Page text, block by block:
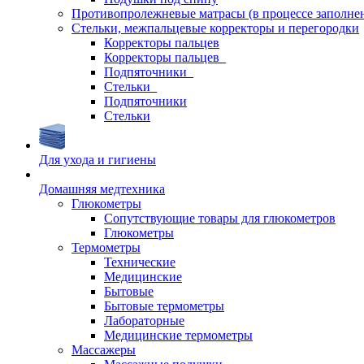
Противопролежневые матрасы (в процессе
Стельки, межпальцевые корректоры и перегородки
Корректоры пальцев
Корректоры пальцев_
Подпяточники_
Стельки_
Подпяточники
Стельки
Для ухода и гигиены
Домашняя медтехника
Глюкометры
Сопутствующие товары для глюкометров
Глюкометры
Термометры
Технические
Медицинские
Бытовые
Бытовые термометры
Лабораторные
Медицинские термометры
Массажеры